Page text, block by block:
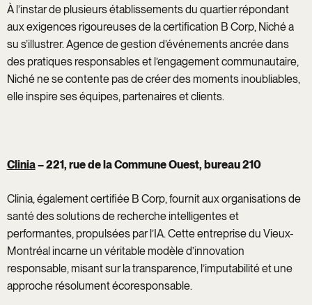
À l’instar de plusieurs établissements du quartier répondant
aux exigences rigoureuses de la certification B Corp, Niché a
su s’illustrer. Agence de gestion d’événements ancrée dans
des pratiques responsables et l’engagement communautaire,
Niché ne se contente pas de créer des moments inoubliables,
elle inspire ses équipes, partenaires et clients.
Clinia– 221, rue de la Commune Ouest, bureau 210
Clinia, également certifiée B Corp, fournit aux organisations de
santé des solutions de recherche intelligentes et
performantes, propulsées par l’IA. Cette entreprise du Vieux-
Montréal incarne un véritable modèle d’innovation
responsable, misant sur la transparence, l’imputabilité et une
approche résolument écoresponsable.